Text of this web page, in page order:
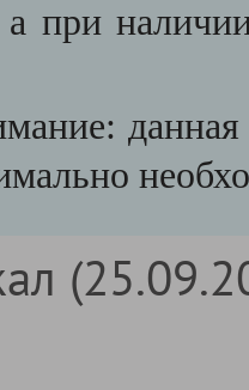
при
данная